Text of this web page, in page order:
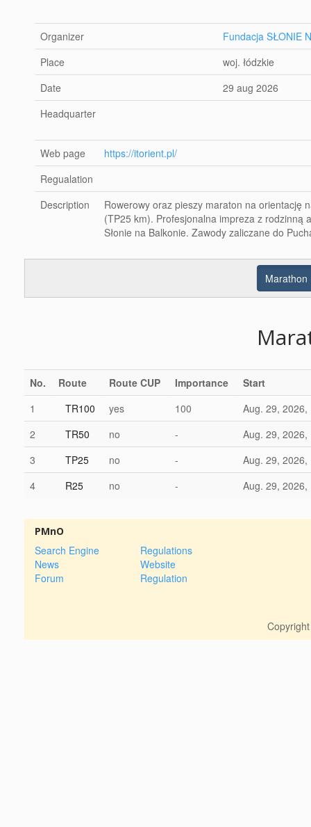
Organizer
Fundacja SŁONIE
Place
woj. łódzkie
Date
29 aug 2026
Headquarter
Web page
https://itorient.pl/
Regualation
Description
Rowerowy oraz pieszy maraton na orientację
(TP25 km). Profesjonalna impreza z rodzinną
Słonie na Balkonie. Zawody zaliczane do
Marathon
No. Route Route CUP Importance
Start
1
TR100 yes 100
Aug. 29, 2026,
2
TR50 no -
Aug. 29, 2026,
3
TP25 no -
Aug. 29,
4
R25 no - Aug. 29, 2026,
PMnO
Search Engine
News
Forum
Regulations
Website
Regulation